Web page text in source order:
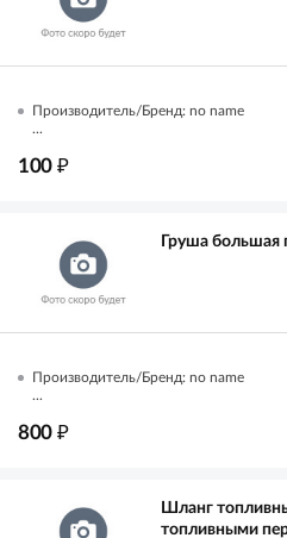
Производитель/Бренд: no name
...
100 ₽
Груша
Производитель/Бренд: no name
...
800 ₽
Шланг
топливными